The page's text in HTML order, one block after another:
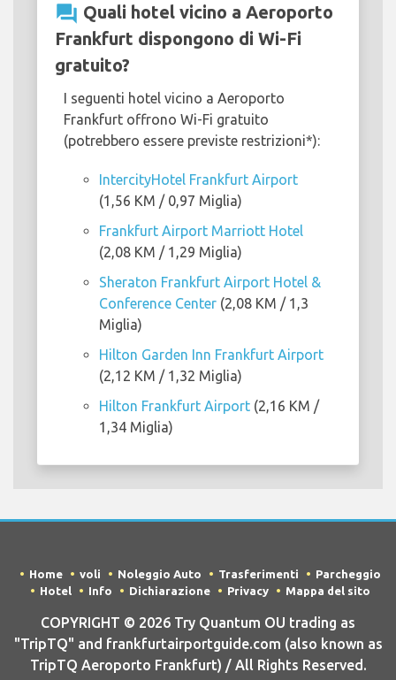
question_answer Quali hotel vicino a Aeroporto
Frankfurt dispongono di Wi-Fi
gratuito?
I seguenti hotel vicino a Aeroporto
Frankfurt offrono Wi-Fi gratuito
(potrebbero essere previste restrizioni*):
IntercityHotel Frankfurt Airport
(1,56 KM / 0,97 Miglia)
Frankfurt Airport Marriott Hotel
(2,08 KM / 1,29 Miglia)
Sheraton Frankfurt Airport Hotel &
Conference Center (2,08 KM / 1,3
Miglia)
Hilton Garden Inn Frankfurt Airport
(2,12 KM / 1,32 Miglia)
Hilton Frankfurt Airport (2,16 KM /
1,34 Miglia)
Home voli Noleggio Auto Trasferimenti
Parcheggio
Hotel
Info Dichiarazione Privacy Mappa del sito
COPYRIGHT © 2026 Try Quantum OU trading as
"TripTQ" and frankfurtairportguide.com (also known as
TripTQ Aeroporto Frankfurt) / All Rights Reserved.